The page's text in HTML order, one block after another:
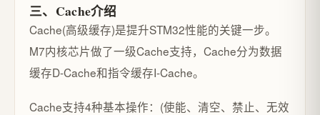
三、Cache介绍
Cache(高级缓存)是提升STM32性能的关键一步。
M7内核芯片做了一级Cache支持，Cache分为数据
缓存D-Cache和指令缓存I-Cache。
Cache支持4种基本操作：(使能、清空、禁止、无效